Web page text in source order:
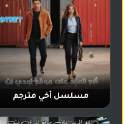
مسلسل أخي مترجم